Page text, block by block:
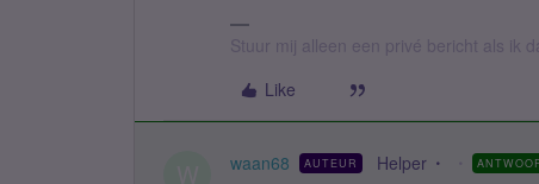
Stuur mij alleen een privé bericht als ik
Like
waan68 AUTEUR Helper